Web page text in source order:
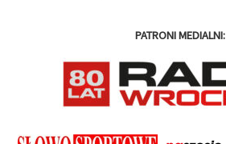
PATRONI MEDIALNI: